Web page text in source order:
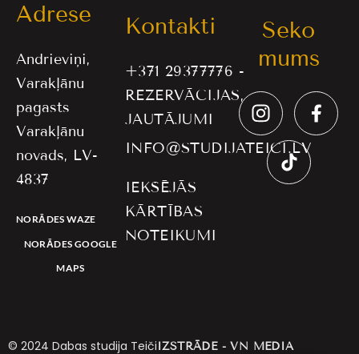
Adrese
Andrieviņi,
Varakļānu
pagasts
Varakļānu
novads, LV-
4837
NORĀDES WAZE
NORĀDES GOOGLE
MAPS
Kontakti
+371 29377776 -
REZERVĀCIJAS,
JAUTĀJUMI
INFO@STUDIJATEICI.LV
IEKŠĒJĀS
KĀRTĪBAS
NOTEIKUMI
Seko
mums
© 2024 Dabas studija TeičiIZSTRĀDE - VN MEDIA